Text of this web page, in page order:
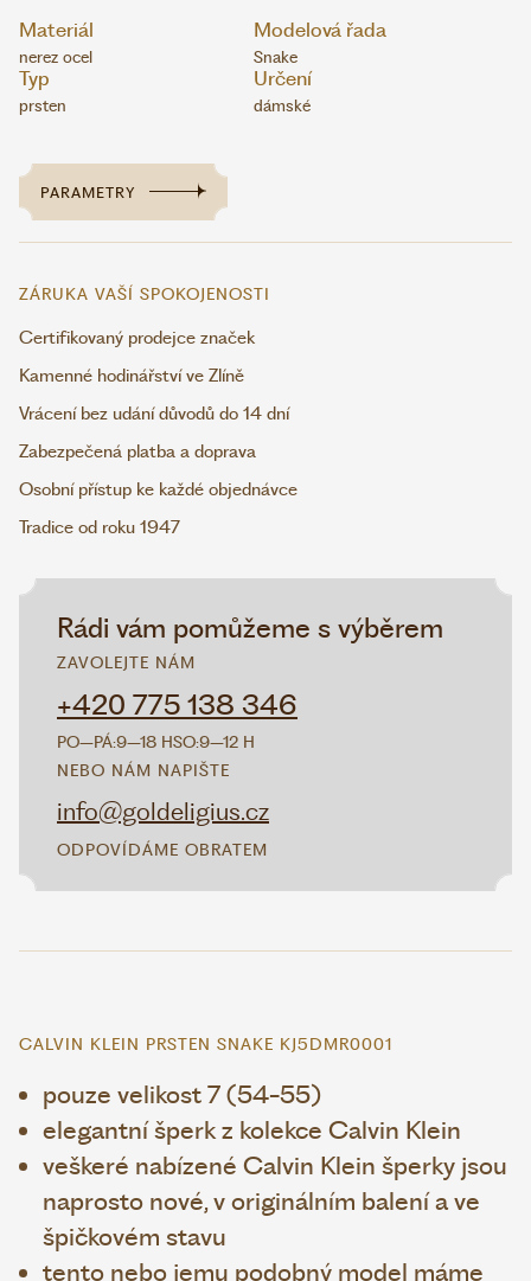
Rádi vám pomůžeme s výběrem
ZAVOLEJTE NÁM
+420 775 138 346
PO–PÁ:9–18 HSO:9–12 H
NEBO NÁM NAPIŠTE
info@goldeligius.cz
ODPOVÍDÁME OBRATEM
Materiál
nerez ocel
Modelová řada
Snake
Typ
prsten
Určení
dámské
PARAMETRY
ZÁRUKA VAŠÍ SPOKOJENOSTI
Certifikovaný prodejce značek
Kamenné hodinářství ve Zlíně
Vrácení bez udání důvodů do 14 dní
Zabezpečená platba a doprava
Osobní přístup ke každé objednávce
Tradice od roku 1947
CALVIN KLEIN PRSTEN SNAKE KJ5DMR0001
pouze velikost 7 (54-55)
elegantní šperk z kolekce Calvin Klein
veškeré nabízené Calvin Klein šperky jsou
naprosto nové, v originálním balení a ve
špičkovém stavu
tento nebo jemu podobný model máme